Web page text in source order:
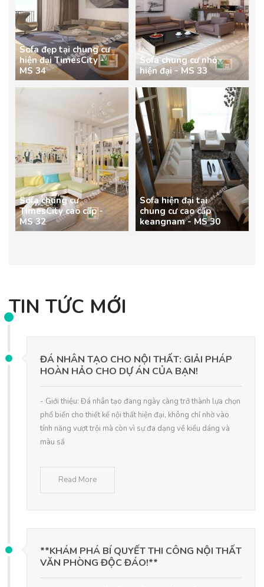
Sofa đẹp tại chung cư
hiện đại TimesCity -
MS 34
Sofa chung cư nhỏ
hiện đại - MS 33
Sofa chung cư
TimesCity cao cấp -
MS 32
Sofa hiện đại tại
chung cư cao cấp
keangnam - MS 30
TIN TỨC MỚI
ĐÁ NHÂN TẠO CHO NỘI THẤT: GIẢI PHÁP
HOÀN HẢO CHO DỰ ÁN CỦA BẠN!
- Giới thiệu: Đá nhân tạo đang ngày càng trở thành lựa chọn
phổ biến cho thiết kế nội thất hiện đại, không chỉ nhờ vào
tính năng vượt trội mà còn vì sự đa dạng về kiểu dáng và
màu sắ
Read More
**KHÁM PHÁ BÍ QUYẾT THI CÔNG NỘI THẤT
VĂN PHÒNG ĐỘC ĐÁO!**